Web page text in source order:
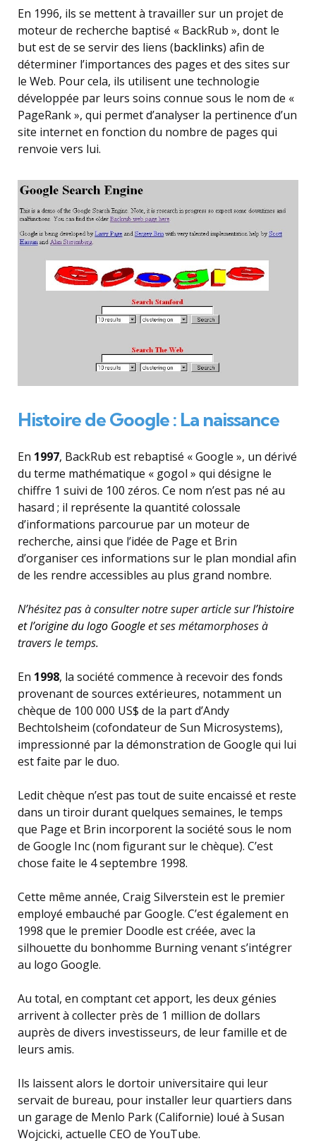
En 1996, ils se mettent à travailler sur un projet de
moteur de recherche baptisé « BackRub », dont le
but est de se servir des liens (backlinks) afin de
déterminer l’importances des pages et des sites sur
le Web. Pour cela, ils utilisent une technologie
développée par leurs soins connue sous le nom de «
PageRank », qui permet d’analyser la pertinence d’un
site internet en fonction du nombre de pages qui
renvoie vers lui.
Histoire de Google : La naissance
En 1997, BackRub est rebaptisé « Google », un dérivé
du terme mathématique « gogol » qui désigne le
chiffre 1 suivi de 100 zéros. Ce nom n’est pas né au
hasard ; il représente la quantité colossale
d’informations parcourue par un moteur de
recherche, ainsi que l’idée de Page et Brin
d’organiser ces informations sur le plan mondial afin
de les rendre accessibles au plus grand nombre.
N’hésitez pas à consulter notre super article surl’histoire
et l’origine du logo Googleet ses métamorphoses à
travers le temps.
En 1998, la société commence à recevoir des fonds
provenant de sources extérieures, notamment un
chèque de 100 000 US$ de la part d’Andy
Bechtolsheim (cofondateur de Sun Microsystems),
impressionné par la démonstration de Google qui lui
est faite par le duo.
Ledit chèque n’est pas tout de suite encaissé et reste
dans un tiroir durant quelques semaines, le temps
que Page et Brin incorporent la société sous le nom
de Google Inc (nom figurant sur le chèque). C’est
chose faite le 4 septembre 1998.
Cette même année, Craig Silverstein est le premier
employé embauché par Google. C’est également en
1998 que le premier Doodle est créée, avec la
silhouette du bonhomme Burning venant s’intégrer
au logo Google.
Au total, en comptant cet apport, les deux génies
arrivent à collecter près de 1 million de dollars
auprès de divers investisseurs, de leur famille et de
leurs amis.
Ils laissent alors le dortoir universitaire qui leur
servait de bureau, pour installer leur quartiers dans
un garage de Menlo Park (Californie) loué à Susan
Wojcicki, actuelle CEO de YouTube.